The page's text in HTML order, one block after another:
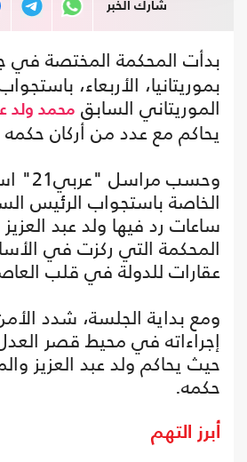
شارك الخبر
بدأت المحكمة المختصة في
بموريتانيا، الأربعاء،
الموريتاني السابق محمد ولد
يحاكم مع عدد من أركان
وحسب
الخاصة باستجواب الرئيس
ساعات رد فيها ولد عبد
المحكمة التي ركزت في
عقارات للدولة في قلب
ومع بداية الجلسة، شدد
إجراءاته في محيط قصر
حيث يحاكم ولد عبد العزيز
حكمه.
أبرز التهم